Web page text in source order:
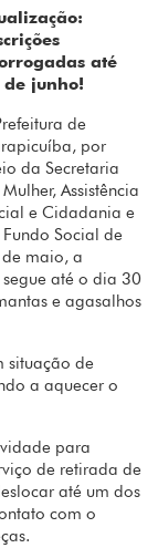
até
de junho!
de
por
da Secretaria
Assistência
e Cidadania e
Social de
maio, a
até o dia 30
e agasalhos
situação de
a aquecer o
para
de retirada de
até um dos
com o